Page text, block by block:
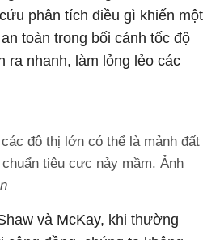
phân tích điều gì khiến một
toàn trong bối cảnh tốc độ
ra nhanh, làm lỏng lẻo các
đô thị lớn có thể là mảnh đất
tiêu cực nảy mầm. Ảnh
và McKay, khi thường